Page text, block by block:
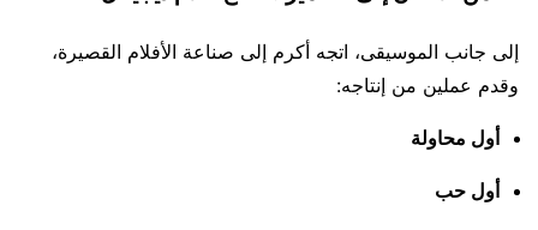
إلى جانب الموسيقى، اتجه أكرم إلى صناعة الأفلام القصيرة،
وقدم عملين من إنتاجه:
أول محاولة
أول حب